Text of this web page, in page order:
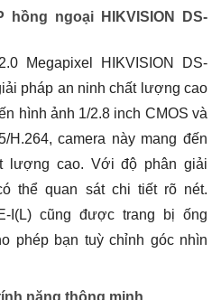
hồng ngoại HIKVISION DS-
Megapixel HIKVISION DS-
pháp an ninh chất lượng cao
hình ảnh 1/2.8 inch CMOS và
H.264, camera này mang đến
lượng cao. Với độ phân giải
thể quan sát chi tiết rõ nét.
I(L) cũng được trang bị ống
phép bạn tuỳ chỉnh góc nhìn
năng thông minh